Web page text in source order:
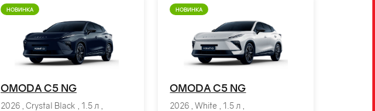
НОВИНКА
OMODA C5 NG
2026 , Crystal Black , 1.5 л ,
НОВИНКА
OMODA C5 NG
2026 , White , 1.5 л ,